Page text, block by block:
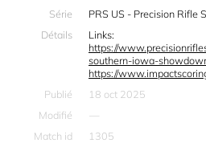
Série
PRS US - Precision Rifle
Détails
Links:
https://
southern-iowa-
https://
Publié
18 oct 2025
Modifié
—
Match id
1305